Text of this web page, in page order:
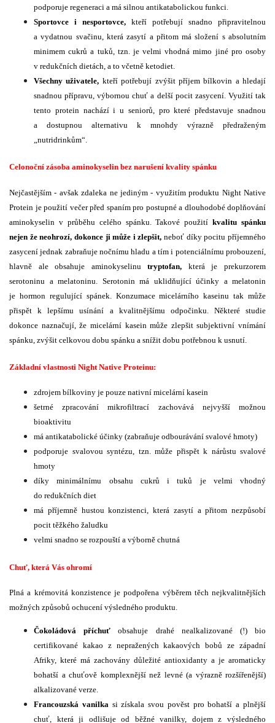
podporuje regeneraci a má silnou antikatabolickou funkci.
Sportovce i nesportovce, kteří potřebují snadno připravitelnou
a vydatnou svačinu, která zasytí a přitom má složení s absolutním
minimem cukrů a tuků, tzn. je velmi vhodná mimo jiné pro osoby
v redukčních dietách, a to včetně ketodiet.
Všechny uživatele, kteří potřebují zvýšit příjem bílkovin a hledají
snadnou přípravu, výbornou chuť a delší pocit zasycení. Využití tak
tento protein nachází i u seniorů, pro které představuje snadnou
a dostupnou alternativu k mnohdy výrazně předraženým
„nutridrinkům“.
Celonoční zásoba aminokyselin bez narušení kvality spánku
Nejčastějším - avšak zdaleka ne jediným - využitím produktu Night Native
Protein je použití večer před spaním pro postupné a dlouhodobé doplňování
aminokyselin v průběhu celého spánku. Takové použitíkvalitu spánku
nejen že neohrozí, dokonce ji může i zlepšit, neboť díky pocitu příjemného
zasycení jednak zabraňuje nočnímu hladu a tím i potenciálnímu probouzení,
hlavně ale obsahuje aminokyselinutryptofan, která je prekurzorem
serotoninu a melatoninu. Serotonin má uklidňující účinky a melatonin
je hormon regulující spánek. Konzumace micelárního kaseinu tak může
přispět k lepšímu usínání a kvalitnějšímu odpočinku. Některé studie
dokonce naznačují, že micelární kasein může zlepšit subjektivní vnímání
spánku, zvýšit celkovou dobu spánku a snížit dobu potřebnou k usnutí.
Základní vlastnosti Night Native Proteinu:
zdrojem bílkoviny je pouze nativní micelární kasein
šetrné zpracování mikrofiltrací zachovává nejvyšší možnou
bioaktivitu
má antikatabolické účinky (zabraňuje odbourávání svalové hmoty)
podporuje svalovou syntézu, tzn. může přispět k nárůstu svalové
hmoty
díky minimálnímu obsahu cukrů i tuků je velmi vhodný
do redukčních diet
má příjemně hustou konzistenci, která zasytí a přitom nezpůsobí
pocit těžkého žaludku
velmi snadno se rozpouští a výborně chutná
Chuť, která Vás ohromí
Plná a krémovitá konzistence je podpořena výběrem těch nejkvalitnějších
možných způsobů ochucení výsledného produktu.
Čokoládová příchuť obsahuje drahé nealkalizované (!) bio
certifikované kakao z nepražených kakaových bobů ze západní
Afriky, které má zachovány důležité antioxidanty a je aromaticky
bohatší a chuťově komplexnější než levné (a výrazně rozšířenější)
alkalizované verze.
Francouzská vanilkasi získala svou pověst pro bohatší a plnější
chuť, která ji odlišuje od běžné vanilky, dojem z výsledného